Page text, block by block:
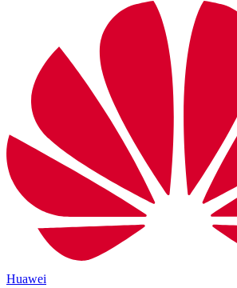
Huawei